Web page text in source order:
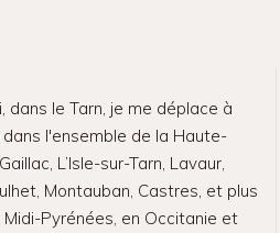
dans le Tarn, je me déplace à
l'ensemble de la Haute-
L’Isle-sur-Tarn, Lavaur,
Montauban, Castres, et plus
Pyrénées, en Occitanie et